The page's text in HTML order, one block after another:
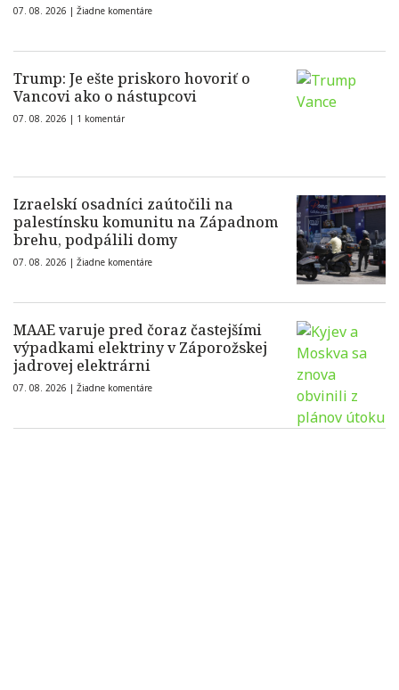
07. 08. 2026 | Žiadne komentáre
Trump: Je ešte priskoro hovoriť o
Vancovi ako o nástupcovi
07. 08. 2026 | 1 komentár
Izraelskí osadníci zaútočili na
palestínsku komunitu na Západnom
brehu, podpálili domy
07. 08. 2026 | Žiadne komentáre
MAAE varuje pred čoraz častejšími
výpadkami elektriny v Záporožskej
jadrovej elektrárni
07. 08. 2026 | Žiadne komentáre